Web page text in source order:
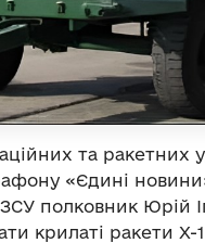
та ракетних
«Єдині
полковник Юрій
крилаті ракети Х-